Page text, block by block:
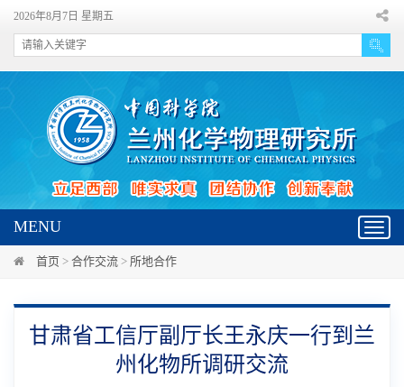
2026年8月7日 星期五
MENU
首页 > 合作交流 > 所地合作
甘肃省工信厅副厅长王永庆一行到兰
州化物所调研交流